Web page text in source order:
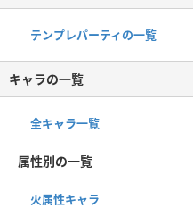
テンプレパーティの一覧
キャラの一覧
全キャラ一覧
属性別の一覧
火属性キャラ